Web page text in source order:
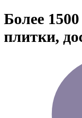
Более
плитки,